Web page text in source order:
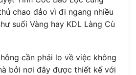
chao đảo vì đi ngang nhiều
suối Vàng hay KDL Làng Cù
cần phải lo về việc không
bởi nơi đây được thiết kế với